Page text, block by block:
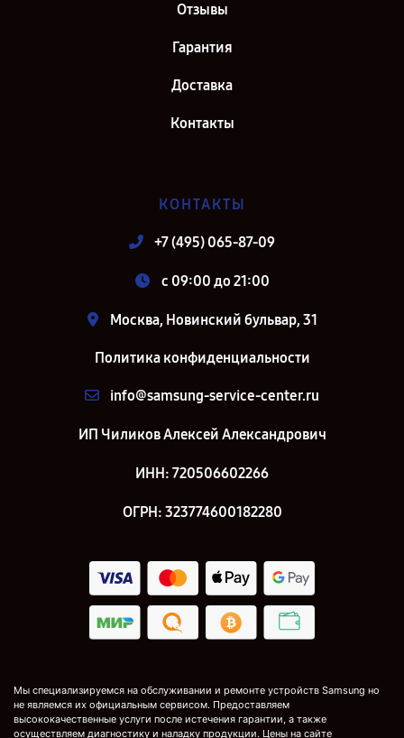
Отзывы
Гарантия
Доставка
Контакты
КОНТАКТЫ
+7 (495) 065-87-09
c 09:00 до 21:00
Москва, Новинский бульвар, 31
Политика конфиденциальности
info@samsung-service-center.ru
ИП Чиликов Алексей Александрович
ИНН: 720506602266
ОГРН: 323774600182280
Мы специализируемся на обслуживании и ремонте устройств Samsung но
не являемся их официальным сервисом. Предоставляем
высококачественные услуги после истечения гарантии, а также
осуществляем диагностику и наладку продукции. Цены на сайте